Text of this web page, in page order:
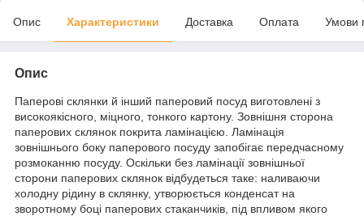
Опис Характеристики Доставка Оплата Умови
Опис
Паперові склянки й інший паперовий посуд виготовлені з
високоякісного, міцного, тонкого картону. Зовнішня сторона
паперових склянок покрита ламінацією. Ламінація
зовнішнього боку паперового посуду запобігає передчасному
розмоканню посуду. Оскільки без ламінації зовнішньої
сторони паперових склянок відбудеться таке: наливаючи
холодну рідину в склянку, утворюється конденсат на
зворотному боці паперових стаканчиків, під впливом якого